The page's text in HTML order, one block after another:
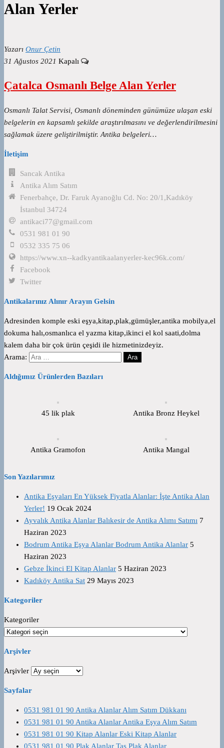
Alan Yerler
Yazarı Onur Çetin
31 Ağustos 2021 Kapalı
Çatalca Osmanlı Belge Alan Yerler
Osmanlı Talat Servisi, Osmanlı döneminden günümüze ulaşan eski
belgelerin en kapsamlı şekilde araştırılmasını ve değerlendirilmesini
sağlamak üzere geliştirilmiştir. Antika belgeleri…
İletişim
Sancak Antika
Antika Alım Satım
Fenerbahçe, Dr. Faruk Ayanoğlu Cd. No: 20/1,Kadıköy
İstanbul 34724
antikaci77@gmail.com
0531 981 01 90
0532 335 75 06
https://www.xn--kadkyantikaalanyerler-kec96k.com/
Facebook
Twitter
Antikalarınız Alınır Arayın Gelsin
Adresinden komple eski eşya,kitap,plak,gümüşler,antika mobilya,el
dokuma halı,osmanlıca el yazma kitap,ikinci el kol saati,dolma
kalem daha bir çok ürün çeşidi ile hizmetinizdeyiz.
Arama:
Aldığımız Ürünlerden Bazıları
45 lik plak Antika Bronz Heykel
Antika Gramofon Antika Mangal
Son Yazılarımız
Antika Eşyaları En Yüksek Fiyatla Alanlar: İşte Antika Alan
Yerler! 19 Ocak 2024
Ayvalık Antika Alanlar Balıkesir de Antika Alımı Satımı 7
Haziran 2023
Bodrum Antika Eşya Alanlar Bodrum Antika Alanlar 5
Haziran 2023
Gebze İkinci El Kitap Alanlar 5 Haziran 2023
Kadıköy Antika Sat 29 Mayıs 2023
Kategoriler
Kategoriler
Arşivler
Arşivler
Sayfalar
0531 981 01 90 Antika Alanlar Alım Satım Dükkanı
0531 981 01 90 Antika Alanlar Antika Eşya Alım Satım
0531 981 01 90 Kitap Alanlar Eski Kitap Alanlar
0531 981 01 90 Plak Alanlar Taş Plak Alanlar